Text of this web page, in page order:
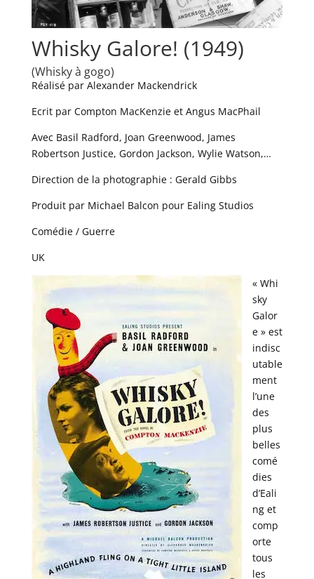
Whisky Galore! (1949)
(Whisky à gogo)
Réalisé par Alexander Mackendrick
Ecrit par Compton MacKenzie et Angus MacPhail
Avec Basil Radford, Joan Greenwood, James
Robertson Justice, Gordon Jackson, Wylie Watson,…
Direction de la photographie : Gerald Gibbs
Produit par Michael Balcon pour Ealing Studios
Comédie / Guerre
UK
« Whi
sky
Galor
e » est
indisc
utable
ment
l’une
des
plus
belles
comé
dies
d’Eali
ng et
comp
orte
tous
les